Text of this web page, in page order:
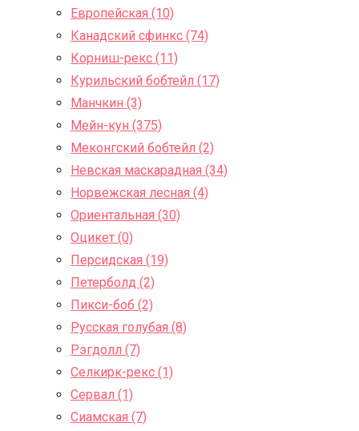
Европейская (10)
Канадский сфинкс (74)
Корниш-рекс (11)
Курильский бобтейл (17)
Манчкин (3)
Мейн-кун (375)
Меконгский бобтейл (2)
Невская маскарадная (34)
Норвежская лесная (4)
Ориентальная (30)
Оцикет (0)
Персидская (19)
Петерболд (2)
Пикси-боб (2)
Русская голубая (8)
Рэгдолл (7)
Селкирк-рекс (1)
Сервал (1)
Сиамская (7)